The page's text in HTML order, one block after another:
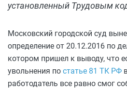
установленный Трудовым
Московский городской суд
определение от 20.12.2016 по
котором пришел к выводу, что
увольнения по статье 81 ТК РФ
работодатель все равно смог